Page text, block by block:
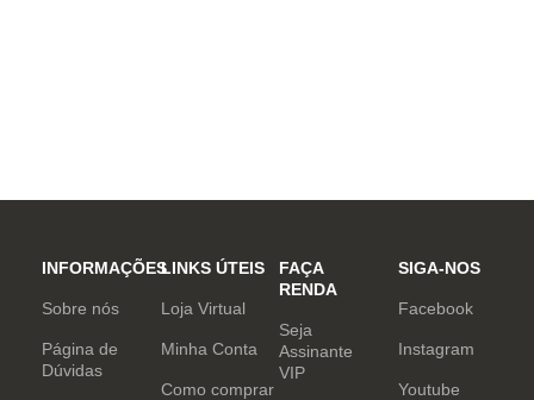
INFORMAÇÕES
Sobre nós
Página de
Dúvidas
LINKS ÚTEIS
Loja Virtual
Minha Conta
Como comprar
FAÇA
RENDA
Seja
Assinante
VIP
SIGA-NOS
Facebook
Instagram
Youtube